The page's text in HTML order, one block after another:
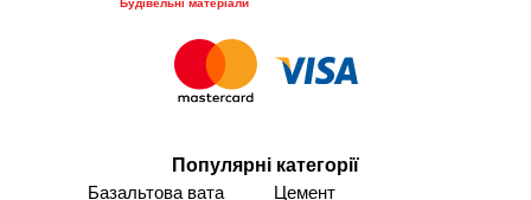
Популярні категорії
Базальтова вата
Цемент